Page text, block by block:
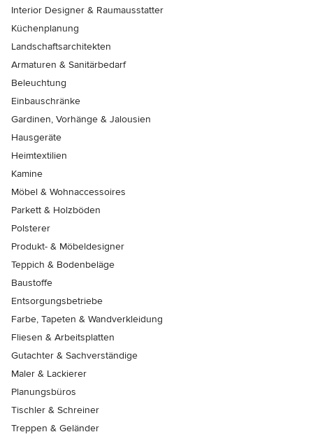
Interior Designer & Raumausstatter
Küchenplanung
Landschaftsarchitekten
Armaturen & Sanitärbedarf
Beleuchtung
Einbauschränke
Gardinen, Vorhänge & Jalousien
Hausgeräte
Heimtextilien
Kamine
Möbel & Wohnaccessoires
Parkett & Holzböden
Polsterer
Produkt- & Möbeldesigner
Teppich & Bodenbeläge
Baustoffe
Entsorgungsbetriebe
Farbe, Tapeten & Wandverkleidung
Fliesen & Arbeitsplatten
Gutachter & Sachverständige
Maler & Lackierer
Planungsbüros
Tischler & Schreiner
Treppen & Geländer